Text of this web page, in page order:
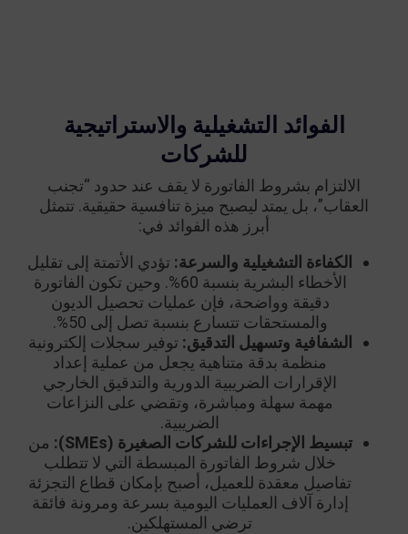
الفوائد التشغيلية والاستراتيجية
للشركات
الالتزام بشروط الفاتورة لا يقف عند حدود “تجنب
العقاب”، بل يمتد ليصبح ميزة تنافسية حقيقية. تتمثل
أبرز هذه الفوائد في:
الكفاءة التشغيلية والسرعة: تؤدي الأتمتة إلى تقليل
الأخطاء البشرية بنسبة 60%. وحين تكون الفاتورة
دقيقة وواضحة، فإن عمليات تحصيل الديون
والمستحقات تتسارع بنسبة تصل إلى 50%.
الشفافية وتسهيل التدقيق: توفير سجلات إلكترونية
منظمة بدقة متناهية يجعل من عملية إعداد
الإقرارات الضريبية الدورية والتدقيق الخارجي
مهمة سهلة ومباشرة، وتقضي على النزاعات
الضريبية.
تبسيط الإجراءات للشركات الصغيرة (SMEs):
من
خلال شروط الفاتورة المبسطة التي لا تتطلب
تفاصيل معقدة للعميل، أصبح بإمكان قطاع التجزئة
إدارة آلاف العمليات اليومية بسرعة ومرونة فائقة
ترضي المستهلكين.